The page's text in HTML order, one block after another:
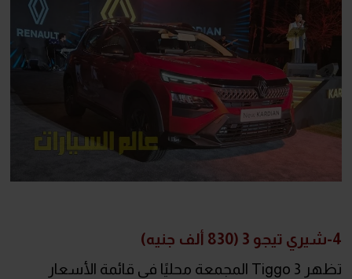
4-شيري تيجو 3 (830 ألف جنيه)
تظهر Tiggo 3 المجمعة محليًا في قائمة الأسعار